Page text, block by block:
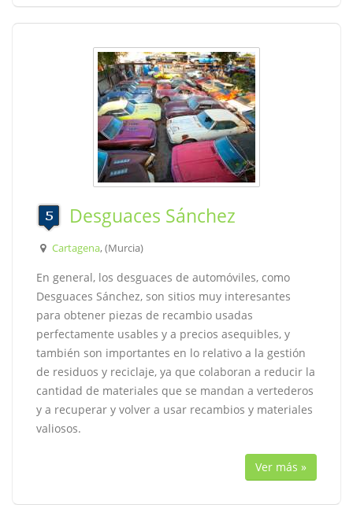
Desguaces Sánchez
Cartagena, (Murcia)
En general, los desguaces de automóviles, como
Desguaces Sánchez, son sitios muy interesantes
para obtener piezas de recambio usadas
perfectamente usables y a precios asequibles, y
también son importantes en lo relativo a la gestión
de residuos y reciclaje, ya que colaboran a reducir la
cantidad de materiales que se mandan a vertederos
y a recuperar y volver a usar recambios y materiales
valiosos.
Ver más »